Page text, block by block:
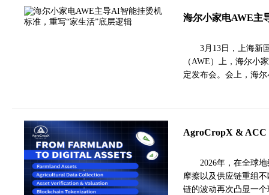
海尔小家电AWE主
3月13日，上海新
（AWE）上，海尔小
定发布会。会上，海
AgroCropX & ACC
2026年，在全球
摩擦以及供应链重组
链的波动再次凸显一